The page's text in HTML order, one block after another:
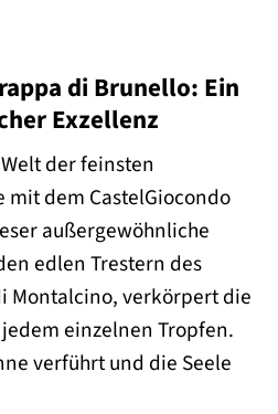
di Brunello: Ein
Exzellenz
der feinsten
dem CastelGiocondo
außergewöhnliche
edlen Trestern des
Montalcino, verkörpert die
einzelnen Tropfen.
verführt und die Seele